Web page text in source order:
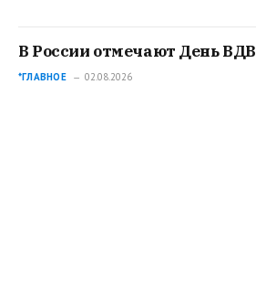
В России отмечают День ВДВ
*ГЛАВНОЕ 02.08.2026